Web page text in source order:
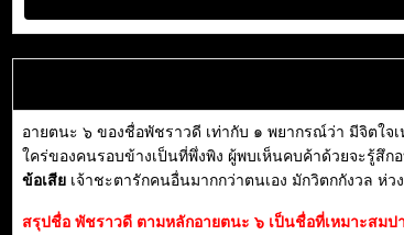
อายตนะ ๖ ของชื่อพัชราวดี เท่ากับ ๑ พยากรณ์ว่า มีจิตใจ
ใคร่ของคนรอบข้างเป็นที่พึ่งพิง ผู้พบเห็นคบค้าด้วยจะรู้สึก
ข้อเสีย เจ้าชะตารักคนอื่นมากกว่าตนเอง มักวิตกกังวล ห่ว
สรุปชื่อ พัชราวดี ตามหลักอายตนะ ๖ เป็นชื่อที่เหมาะสม